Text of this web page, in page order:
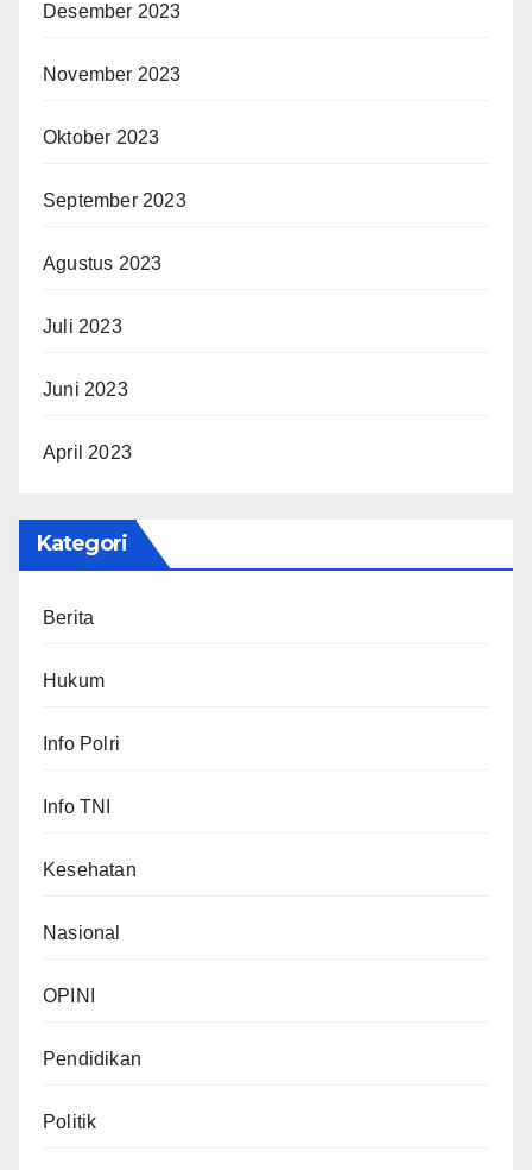
Desember 2023
November 2023
Oktober 2023
September 2023
Agustus 2023
Juli 2023
Juni 2023
April 2023
Kategori
Berita
Hukum
Info Polri
Info TNI
Kesehatan
Nasional
OPINI
Pendidikan
Politik